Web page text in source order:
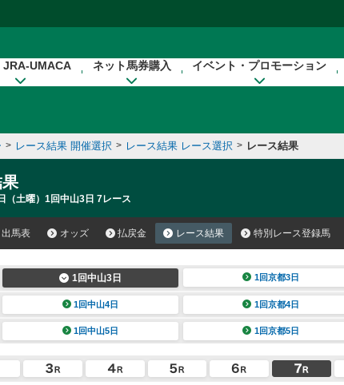
JRA-UMACA ネット馬券購入 イベント・プロモーション
> レース結果 開催選択 > レース結果 レース選択 > レース結果
（土曜）1回中山3日 7レース
出馬表 オッズ 払戻金 レース結果 特別レース登録馬
1回中山3日 1回京都3日
1回中山4日 1回京都4日
1回中山5日 1回京都5日